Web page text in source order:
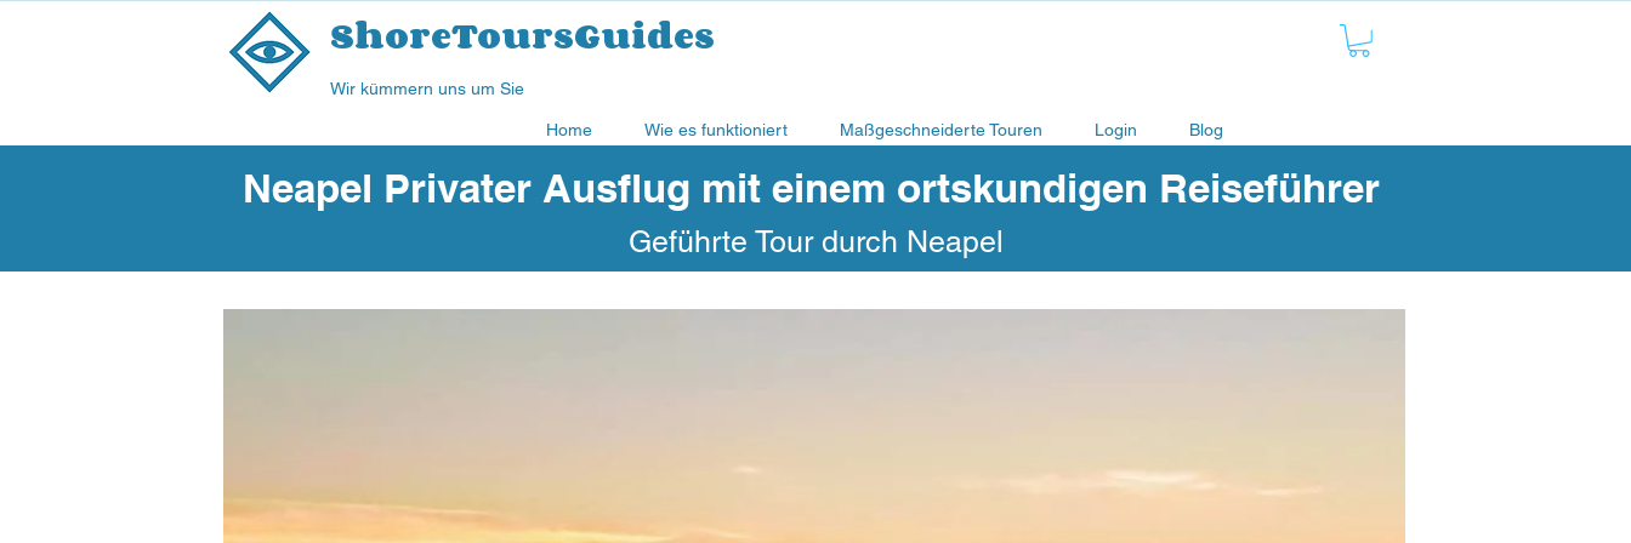
ShoreToursGuides
Wir kümmern uns um Sie
Home Wie es funktioniert Maßgeschneiderte Touren Login Blog
Neapel Privater Ausflug mit einem ortskundigen Reiseführer
Geführte Tour durch Neapel